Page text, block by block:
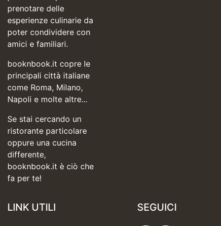
prenotare delle
esperienze culinarie da
poter condividere con
amici e familiari.
booknbook.it copre le
principali città italiane
come Roma, Milano,
Napoli e molte altre...
Se stai cercando un
ristorante particolare
oppure una cucina
differente,
booknbook.it è ciò che
fa per te!
LINK UTILI SEGUICI